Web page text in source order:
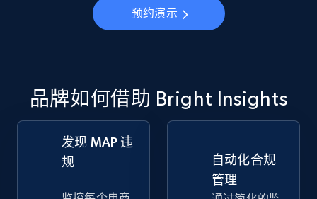
预约演示
品牌如何借助 Bright Insights
发现 MAP 违
规
自动化合规
管理